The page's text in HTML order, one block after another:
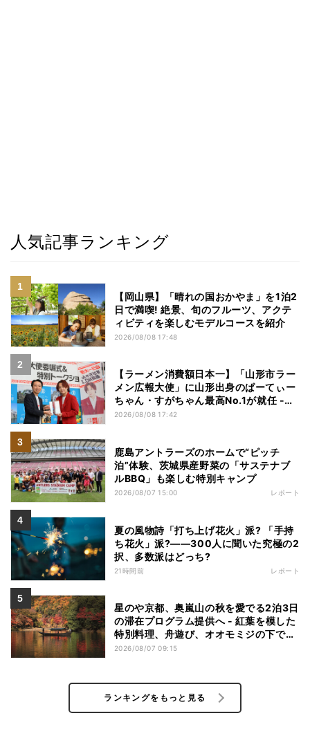
人気記事ランキング
【岡山県】「晴れの国おかやま」を1泊2
日で満喫! 絶景、旬のフルーツ、アクテ
ィビティを楽しむモデルコースを紹介
2026/08/08 17:48
【ラーメン消費額日本一】「山形市ラー
メン広報大使」に山形出身のぱーてぃー
ちゃん・すがちゃん最高No.1が就任 -
「山ラー」の魅力を発信へ
2026/08/08 17:42
鹿島アントラーズのホームで“ピッチ
泊”体験、茨城県産野菜の「サステナブ
ルBBQ」も楽しむ特別キャンプ
2026/08/07 15:00 レポート
夏の風物詩「打ち上げ花火」派? 「手持
ち花火」派?――300人に聞いた究極の2
択、多数派はどっち?
21時間前 レポート
星のや京都、奥嵐山の秋を愛でる2泊3日
の滞在プログラム提供へ - 紅葉を模した
特別料理、舟遊び、オオモミジの下でお
こなう深呼吸など
2026/08/07 09:15
ランキングをもっと見る